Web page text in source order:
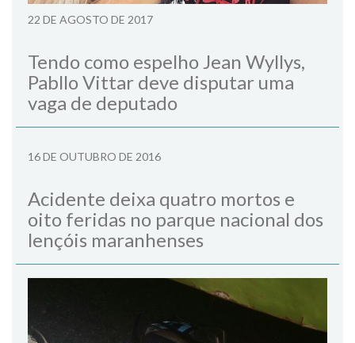
22 DE AGOSTO DE 2017
Tendo como espelho Jean Wyllys,
Pabllo Vittar deve disputar uma
vaga de deputado
16 DE OUTUBRO DE 2016
Acidente deixa quatro mortos e
oito feridas no parque nacional dos
lençóis maranhenses